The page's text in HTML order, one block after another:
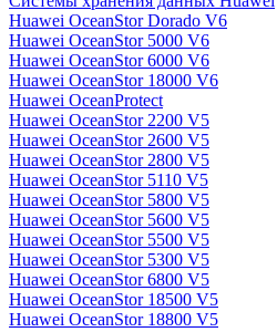
Huawei OceanStor Dorado V6
Huawei OceanStor 5000 V6
Huawei OceanStor 6000 V6
Huawei OceanStor 18000 V6
Huawei OceanProtect
Huawei OceanStor 2200 V5
Huawei OceanStor 2600 V5
Huawei OceanStor 2800 V5
Huawei OceanStor 5110 V5
Huawei OceanStor 5800 V5
Huawei OceanStor 5600 V5
Huawei OceanStor 5500 V5
Huawei OceanStor 5300 V5
Huawei OceanStor 6800 V5
Huawei OceanStor 18500 V5
Huawei OceanStor 18800 V5